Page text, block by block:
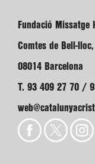
Fundació Missatge
Comtes de Bell-
08014 Barcelona
T. 93 409 27 70 /